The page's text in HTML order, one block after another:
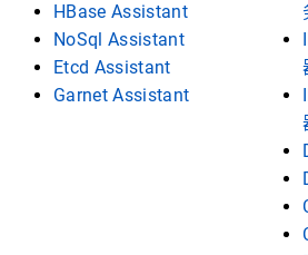
HBase Assistant
NoSql Assistant
Etcd Assistant
Garnet Assistant